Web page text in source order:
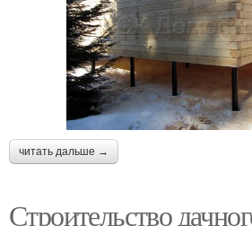
читать дальше →
Строительство